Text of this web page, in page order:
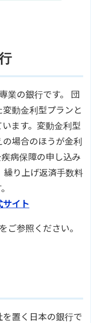
行
業の銀行です。 団
動金利型プランと
ます。変動金利型
場合のほうが金利
病保障の申し込み
繰り上げ返済手数料
サイト
ご参照ください。
置く日本の銀行で